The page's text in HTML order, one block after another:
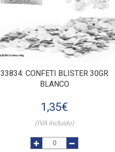
33834: CONFETI BLISTER 30GR
BLANCO
1,35€
(IVA incluido)